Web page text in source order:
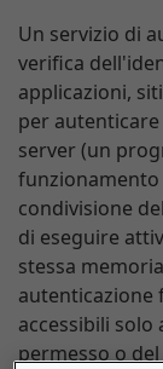
Un servizio di
verifica
applicazioni,
per
server (un
funzionamento
condivisione
di eseguire
stessa
autenticazione
accessibili
permesso o